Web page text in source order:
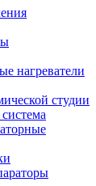
нагреватели
студии